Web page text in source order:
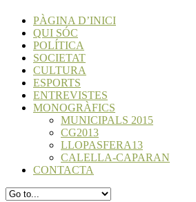
PÀGINA D’INICI
QUI SÓC
POLÍTICA
SOCIETAT
CULTURA
ESPORTS
ENTREVISTES
MONOGRÀFICS
MUNICIPALS 2015
CG2013
LLOPASFERA13
CALELLA-CAPARAN
CONTACTA